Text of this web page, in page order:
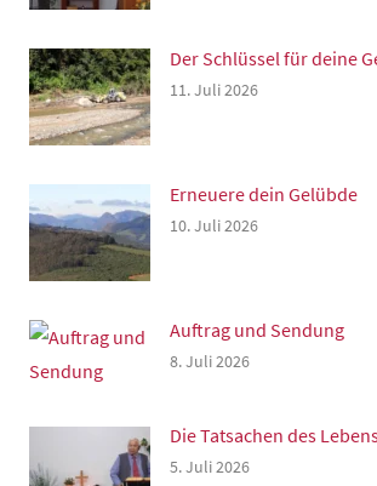
Der Schlüssel für deine
11. Juli 2026
Erneuere dein Gelübde
10. Juli 2026
Auftrag und Sendung
8. Juli 2026
Die Tatsachen des
5. Juli 2026